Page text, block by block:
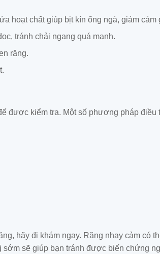
hoạt chất giúp bịt kín ống ngà, giảm cảm
tránh chải ngang quá mạnh.
răng.
được kiểm tra. Một số phương pháp điều
hãy đi khám ngay. Răng nhạy cảm có
sẽ giúp bạn tránh được biến chứng